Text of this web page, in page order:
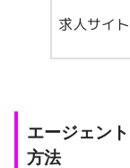
求人サイト
エージェン
方法